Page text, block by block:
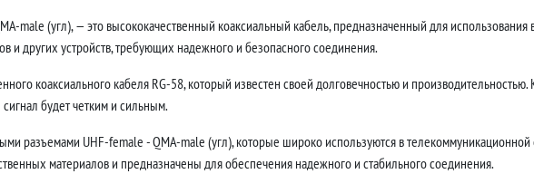
male (угл), — это высококачественный коаксиальный кабель, предназначенный для
и других устройств, требующих надежного и безопасного соединения.
коаксиального кабеля RG-58, который известен своей долговечностью и
будет четким и сильным.
разъемами UHF-female - QMA-male (угл), которые широко используются в телекоммуникационной
материалов и предназначены для обеспечения надежного и стабильного соединения.